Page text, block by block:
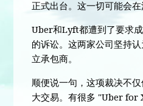
正式出台。这一切可能会
Uber和Lyft都遭到了要求
的诉讼。这两家公司坚持
立承包商。
顺便说一句，这项裁决不
大交易。有很多 "Uber for